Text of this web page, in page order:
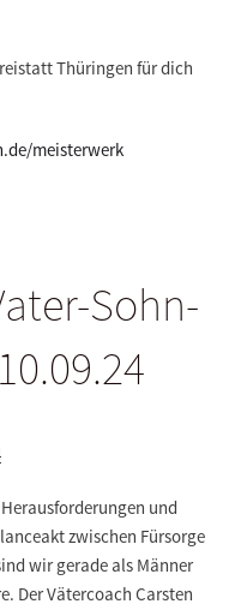
Thüringen für dich
meisterwerk
Sohn-
und
zwischen Fürsorge
wir gerade als Männer
Der Vätercoach Carsten